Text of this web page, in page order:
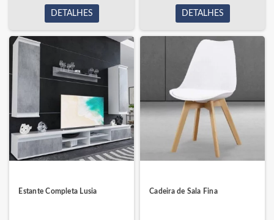
DETALHES DETALHES
Estante Completa Lusia Cadeira de Sala Fina